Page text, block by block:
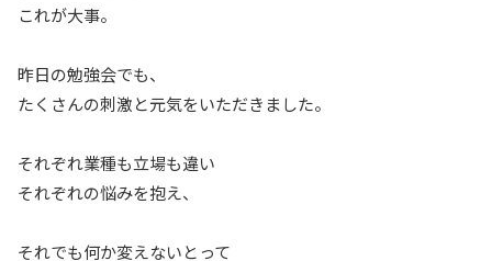
これが大事。
昨日の勉強会でも、
たくさんの刺激と元気をいただきました。
それぞれ業種も立場も違い
それぞれの悩みを抱え、
それでも何か変えないとって